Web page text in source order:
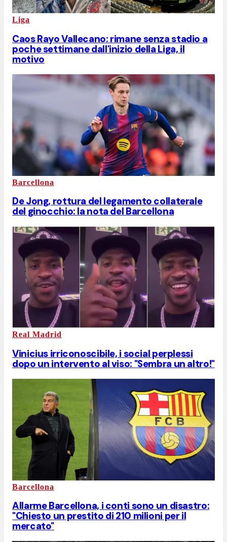
Liga
Caos Rayo Vallecano: rimane senza stadio a
poche settimane dall'inizio della Liga, il
motivo
Barcellona
De Jong, rottura del legamento collaterale
del ginocchio: la nota del Barcellona
Real Madrid
Vinicius irriconoscibile, i social perplessi
dopo un intervento al viso: "Sembra un altro!"
Barcellona
Allarme Barcellona, i conti sono un disastro:
"Chiesto un prestito di 210 milioni per il
mercato"